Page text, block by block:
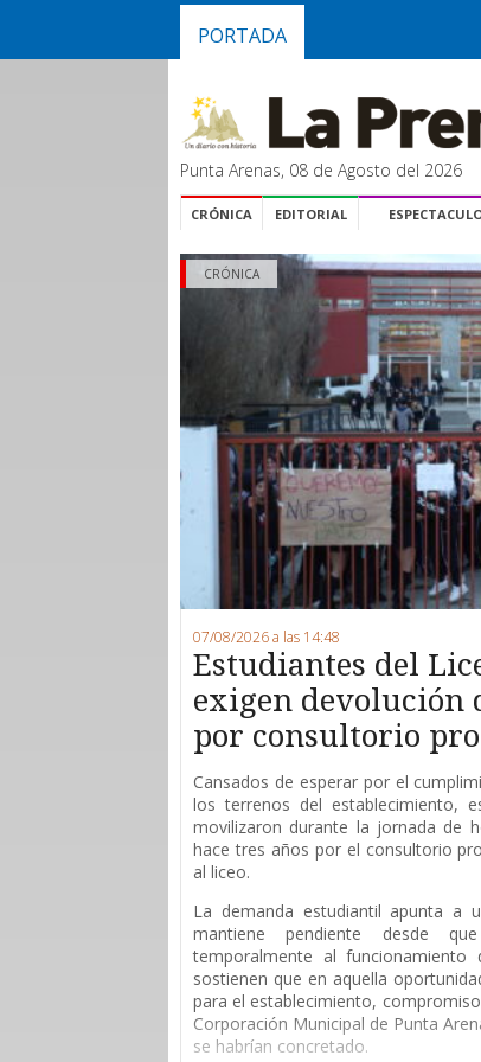
PORTADA
Punta Arenas, 08 de Agosto del 2026
CRÓNICA EDITORIAL
CRÓNICA
07/08/2026 a las 14:48
Estudiantes del
exigen devolución
por consultorio
Cansados de esperar por el
los terrenos del establecimiento,
movilizaron durante la jornada de
hace tres años por el consultorio
al liceo.
La demanda estudiantil apunta a
mantiene pendiente desde
temporalmente al
sostienen que en aquella
para el establecimiento,
Corporación Municipal de Punta
se habrían concretado.